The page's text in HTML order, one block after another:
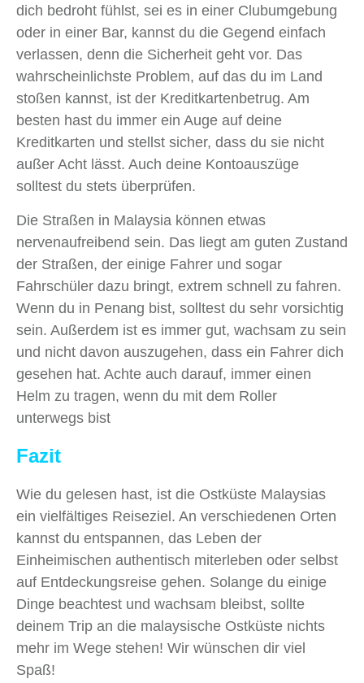
dich bedroht fühlst, sei es in einer Clubumgebung
oder in einer Bar, kannst du die Gegend einfach
verlassen, denn die Sicherheit geht vor. Das
wahrscheinlichste Problem, auf das du im Land
stoßen kannst, ist der Kreditkartenbetrug. Am
besten hast du immer ein Auge auf deine
Kreditkarten und stellst sicher, dass du sie nicht
außer Acht lässt. Auch deine Kontoauszüge
solltest du stets überprüfen.
Die Straßen in Malaysia können etwas
nervenaufreibend sein. Das liegt am guten Zustand
der Straßen, der einige Fahrer und sogar
Fahrschüler dazu bringt, extrem schnell zu fahren.
Wenn du in Penang bist, solltest du sehr vorsichtig
sein. Außerdem ist es immer gut, wachsam zu sein
und nicht davon auszugehen, dass ein Fahrer dich
gesehen hat. Achte auch darauf, immer einen
Helm zu tragen, wenn du mit dem Roller
unterwegs bist
Fazit
Wie du gelesen hast, ist die Ostküste Malaysias
ein vielfältiges Reiseziel. An verschiedenen Orten
kannst du entspannen, das Leben der
Einheimischen authentisch miterleben oder selbst
auf Entdeckungsreise gehen. Solange du einige
Dinge beachtest und wachsam bleibst, sollte
deinem Trip an die malaysische Ostküste nichts
mehr im Wege stehen! Wir wünschen dir viel
Spaß!